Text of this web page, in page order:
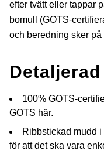
efter tvätt eller tappar
bomull (GOTS-
och beredning sker på
100% GOTS-
GOTS här.
Ribbstickad mudd
för att det ska vara